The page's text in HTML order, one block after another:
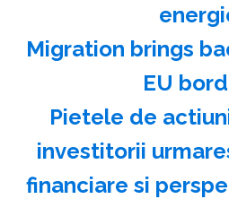
Migration brings
EU
Pietele de
investitorii
financiare si